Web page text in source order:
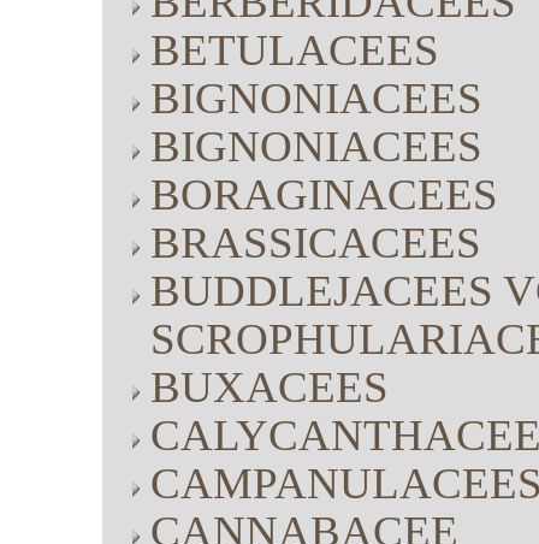
BETULACEES
BIGNONIACEES
BIGNONIACEES
BORAGINACEES
BRASSICACEES
BUDDLEJACEES
BUXACEES
CANNABACEE